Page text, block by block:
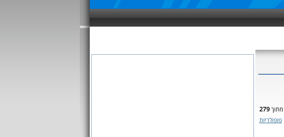
מתוך279
פופולריות